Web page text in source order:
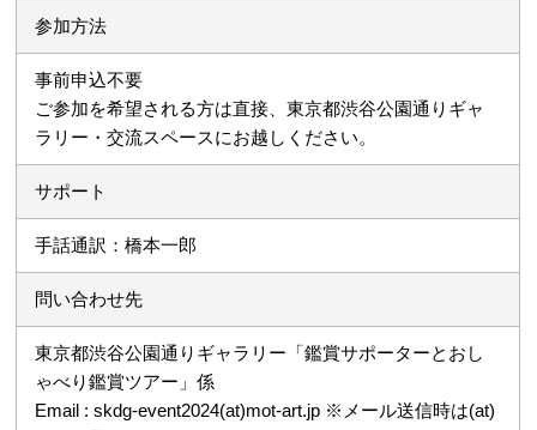
参加方法
事前申込不要
ご参加を希望される方は直接、東京都渋谷公園通りギャ
ラリー・交流スペースにお越しください。
サポート
手話通訳：橋本一郎
問い合わせ先
東京都渋谷公園通りギャラリー「鑑賞サポーターとおし
ゃべり鑑賞ツアー」係
Email : skdg-event2024(at)mot-art.jp ※メール送信時は(at)